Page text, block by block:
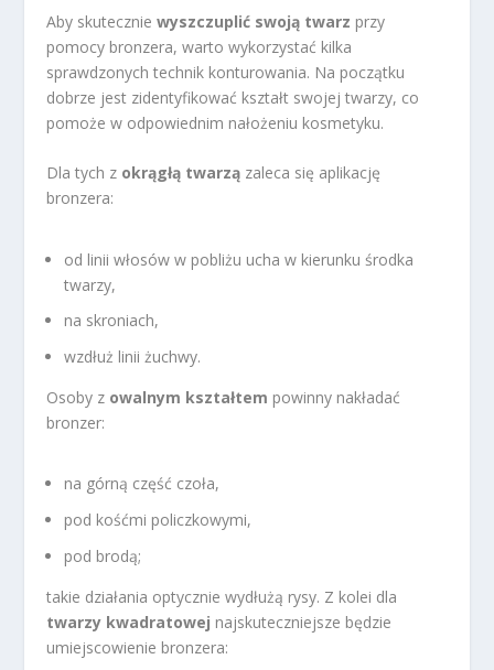
Aby skuteczniewyszczuplić swoją twarz przy
pomocy bronzera, warto wykorzystać kilka
sprawdzonych technik konturowania. Na początku
dobrze jest zidentyfikować kształt swojej twarzy, co
pomoże w odpowiednim nałożeniu kosmetyku.
Dla tych z okrągłą twarzą zaleca się aplikację
bronzera:
od linii włosów w pobliżu ucha w kierunku środka
twarzy,
na skroniach,
wzdłuż linii żuchwy.
Osoby z owalnym kształtem powinny nakładać
bronzer:
na górną część czoła,
pod kośćmi policzkowymi,
pod brodą;
takie działania optycznie wydłużą rysy. Z kolei dla
twarzy kwadratowej najskuteczniejsze będzie
umiejscowienie bronzera: